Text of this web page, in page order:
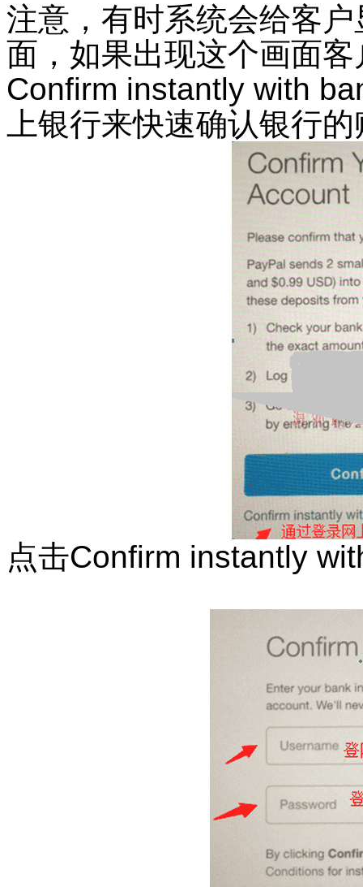
注意，有时系统会给客
面，如果出现这个画面
Confirm instantly with
上银行来快速确认银行
点击Confirm instantly